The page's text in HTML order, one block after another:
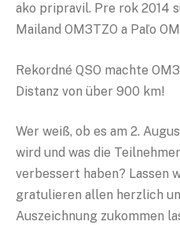
ako pripravil. Pre rok 2014
Mailand OM3TZO a Paľo
Rekordné QSO machte
Distanz von über 900 km!
Wer weiß, ob es am 2.
wird und was die
verbessert haben? Lassen
gratulieren allen herzlich
Auszeichnung zukommen